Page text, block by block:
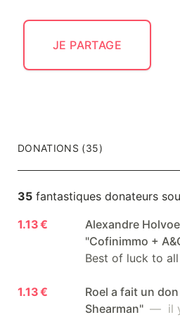
JE PARTAGE
DONATIONS (35)
35 fantastiques donateurs
1.13 €
Alexandre
"Cofinimmo +
Best of luck to
1.13 €
Roel a fait un
Shearman" — il y